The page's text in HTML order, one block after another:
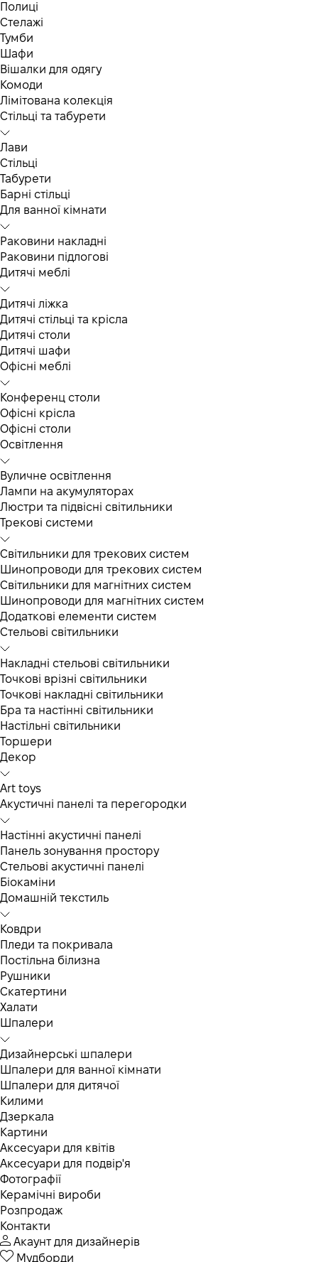
Полиці
Стелажі
Тумби
Шафи
Вішалки для одягу
Комоди
Лімітована колекція
Стільці та табурети
Лави
Стільці
Табурети
Барні стільці
Для ванної кімнати
Раковини накладні
Раковини підлогові
Дитячі меблі
Дитячі ліжка
Дитячі стільці та крісла
Дитячі столи
Дитячі шафи
Офісні меблі
Конференц столи
Офісні крісла
Офісні столи
Освітлення
Вуличне освітлення
Лампи на акумуляторах
Люстри та підвісні світильники
Трекові системи
Світильники для трекових систем
Шинопроводи для трекових систем
Світильники для магнітних систем
Шинопроводи для магнітних систем
Додаткові елементи систем
Cтельові світильники
Накладні стельові світильники
Точкові врізні світильники
Точкові накладні світильники
Бра та настінні світильники
Настільні світильники
Торшери
Декор
Art toys
Акустичні панелі та перегородки
Настінні акустичні панелі
Панель зонування простору
Стельові акустичні панелі
Біокаміни
Домашній текстиль
Ковдри
Пледи та покривала
Постільна білизна
Рушники
Скатертини
Халати
Шпалери
Дизайнерські шпалери
Шпалери для ванної кімнати
Шпалери для дитячої
Килими
Дзеркала
Картини
Аксесуари для квітів
Аксесуари для подвір'я
Фотографії
Керамічні вироби
Розпродаж
Контакти
Акаунт для дизайнерів
Мудборди